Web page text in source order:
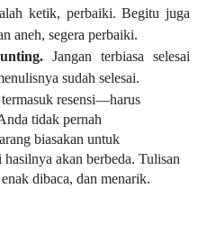
ketik, perbaiki. Begitu juga
aneh, segera perbaiki.
Jangan terbiasa selesai
sudah selesai.
resensi—harus
tidak pernah
biasakan untuk
akan berbeda. Tulisan
dibaca, dan menarik.